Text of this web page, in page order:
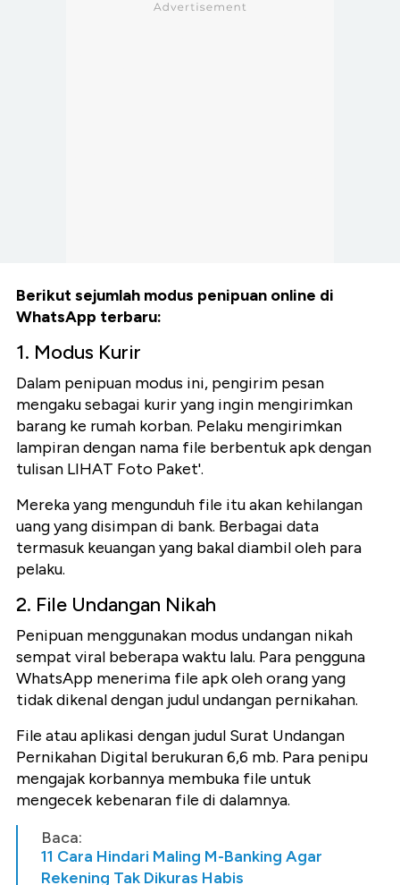
Berikut sejumlah modus penipuan online di
WhatsApp terbaru:
1. Modus Kurir
Dalam penipuan modus ini, pengirim pesan
mengaku sebagai kurir yang ingin mengirimkan
barang ke rumah korban. Pelaku mengirimkan
lampiran dengan nama file berbentuk apk dengan
tulisan LIHAT Foto Paket'.
Mereka yang mengunduh file itu akan kehilangan
uang yang disimpan di bank. Berbagai data
termasuk keuangan yang bakal diambil oleh para
pelaku.
2. File Undangan Nikah
Penipuan menggunakan modus undangan nikah
sempat viral beberapa waktu lalu. Para pengguna
WhatsApp menerima file apk oleh orang yang
tidak dikenal dengan judul undangan pernikahan.
File atau aplikasi dengan judul Surat Undangan
Pernikahan Digital berukuran 6,6 mb. Para penipu
mengajak korbannya membuka file untuk
mengecek kebenaran file di dalamnya.
Baca:
11 Cara Hindari Maling M-Banking Agar
Rekening Tak Dikuras Habis